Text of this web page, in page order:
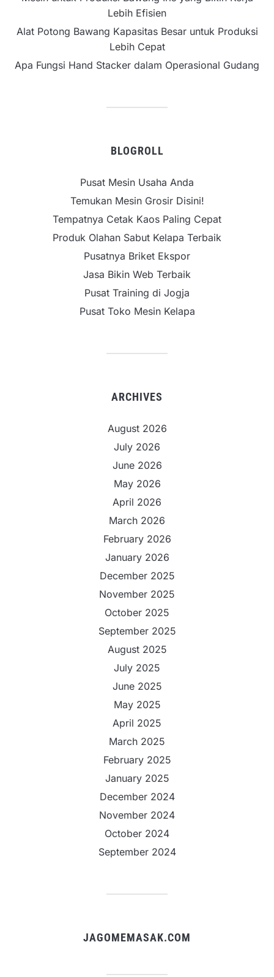
Lebih Efisien
Alat Potong Bawang Kapasitas Besar untuk Produksi
Lebih Cepat
Apa Fungsi Hand Stacker dalam Operasional Gudang
BLOGROLL
Pusat Mesin Usaha Anda
Temukan Mesin Grosir Disini!
Tempatnya Cetak Kaos Paling Cepat
Produk Olahan Sabut Kelapa Terbaik
Pusatnya Briket Ekspor
Jasa Bikin Web Terbaik
Pusat Training di Jogja
Pusat Toko Mesin Kelapa
ARCHIVES
August 2026
July 2026
June 2026
May 2026
April 2026
March 2026
February 2026
January 2026
December 2025
November 2025
October 2025
September 2025
August 2025
July 2025
June 2025
May 2025
April 2025
March 2025
February 2025
January 2025
December 2024
November 2024
October 2024
September 2024
JAGOMEMASAK.COM